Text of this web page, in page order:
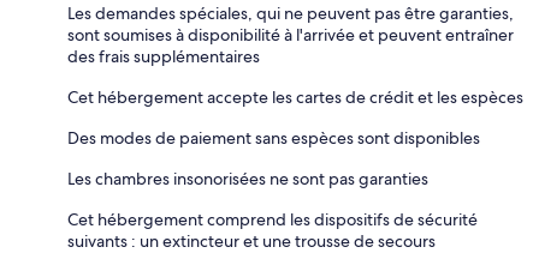
Les demandes spéciales, qui ne peuvent pas être garanties,
sont soumises à disponibilité à l'arrivée et peuvent entraîner
des frais supplémentaires
Cet hébergement accepte les cartes de crédit et les espèces
Des modes de paiement sans espèces sont disponibles
Les chambres insonorisées ne sont pas garanties
Cet hébergement comprend les dispositifs de sécurité
suivants : un extincteur et une trousse de secours